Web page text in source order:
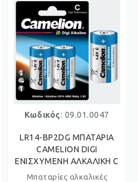
Κωδικός: 09.01.0047
LR14-BP2DG ΜΠΑΤΑΡΙΑ
CAMELION DIGI
ΕΝΙΣΧΥΜΕΝΗ ΑΛΚΑΛΙΚΗ C
Μπαταρίες αλκαλικές